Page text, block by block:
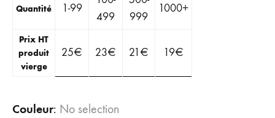
Quantité 1-99
499
999
1000+
Prix HT
produit
vierge
25€ 23€ 21 € 19€
Couleur: No selection